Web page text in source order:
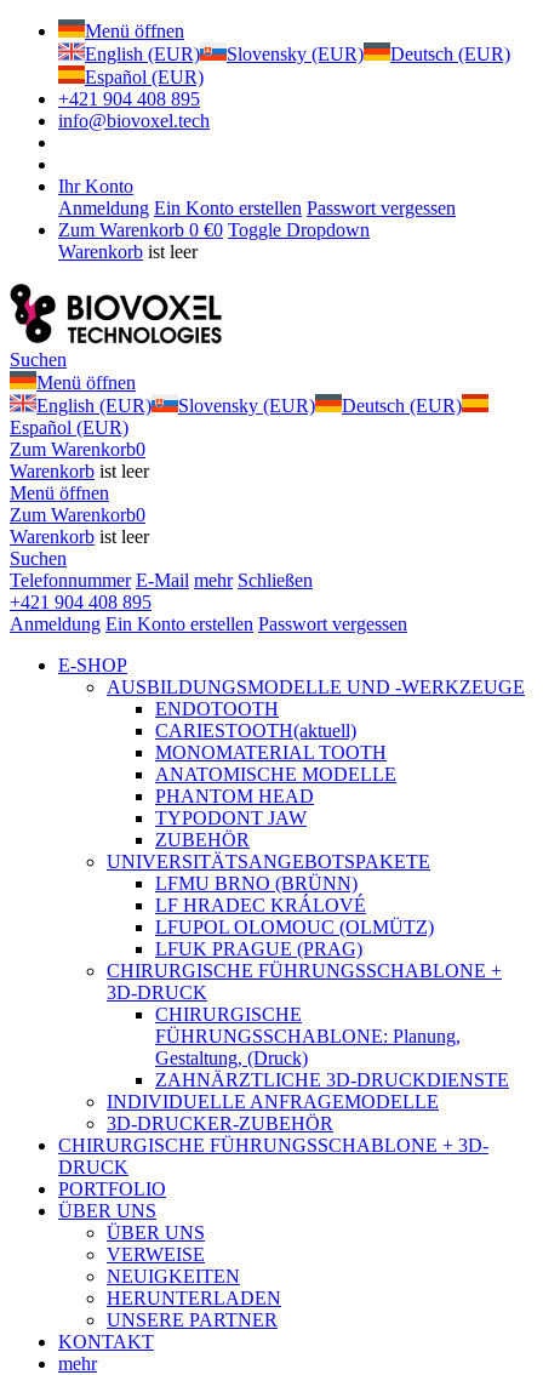
Menü öffnen
English (EUR)
Slovensky (EUR)
Deutsch (EUR)
Español (EUR)
+421 904 408 895
info@biovoxel.tech
Ihr Konto
Anmeldung Ein Konto erstellen Passwort vergessen
Zum Warenkorb 0 €0 Toggle Dropdown
Warenkorb ist leer
Suchen
Menü öffnen
English (EUR)
Slovensky (EUR)
Deutsch (EUR)
Español (EUR)
Zum Warenkorb0
Warenkorb ist leer
Menü öffnen
Zum Warenkorb0
Warenkorb ist leer
Suchen
Telefonnummer E-Mail mehr Schließen
+421 904 408 895
Anmeldung Ein Konto erstellen Passwort vergessen
E-SHOP
AUSBILDUNGSMODELLE UND -WERKZEUGE
ENDOTOOTH
CARIESTOOTH(aktuell)
MONOMATERIAL TOOTH
ANATOMISCHE MODELLE
PHANTOM HEAD
TYPODONT JAW
ZUBEHÖR
UNIVERSITÄTSANGEBOTSPAKETE
LFMU BRNO (BRÜNN)
LF HRADEC KRÁLOVÉ
LFUPOL OLOMOUC (OLMÜTZ)
LFUK PRAGUE (PRAG)
CHIRURGISCHE FÜHRUNGSSCHABLONE +
3D-DRUCK
CHIRURGISCHE
FÜHRUNGSSCHABLONE: Planung,
Gestaltung, (Druck)
ZAHNÄRZTLICHE 3D-DRUCKDIENSTE
INDIVIDUELLE ANFRAGEMODELLE
3D-DRUCKER-ZUBEHÖR
CHIRURGISCHE FÜHRUNGSSCHABLONE + 3D-
DRUCK
PORTFOLIO
ÜBER UNS
ÜBER UNS
VERWEISE
NEUIGKEITEN
HERUNTERLADEN
UNSERE PARTNER
KONTAKT
mehr